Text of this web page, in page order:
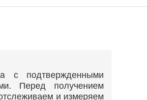
с подтвержденными
Перед получением
и измеряем